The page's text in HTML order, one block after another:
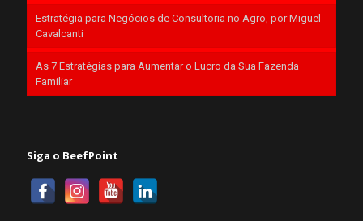
Estratégia para Negócios de Consultoria no Agro, por Miguel
Cavalcanti
As 7 Estratégias para Aumentar o Lucro da Sua Fazenda
Familiar
Siga o BeefPoint